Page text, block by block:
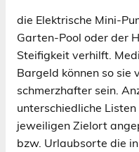
die Elektrische Mini-
Garten-Pool oder der
Steifigkeit verhilft.
Bargeld können so sie
schmerzhafter sein.
unterschiedliche
jeweiligen Zielort
bzw. Urlaubsorte die